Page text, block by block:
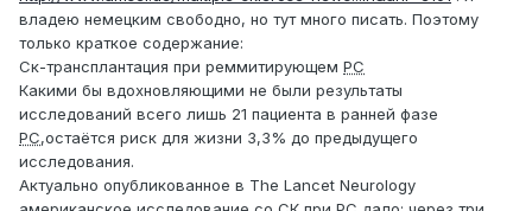
владею немецким свободно, но тут много писать. Поэтому
только краткое содержание:
Ск-трансплантация при реммитирующем РС
Какими бы вдохновляющими не были результаты
исследований всего лишь 21 пациента в ранней фазе
РС,остаётся риск для жизни 3,3% до предыдущего
исследования.
Актуально опубликованное в The Lancet Neurology